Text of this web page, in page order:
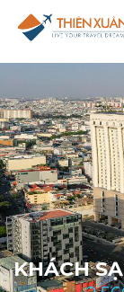
KHÁCH